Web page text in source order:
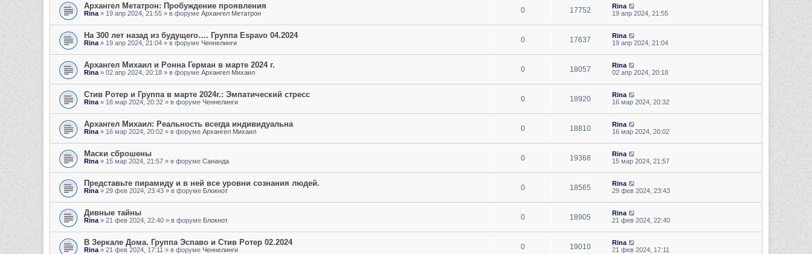
Архангел Метатрон: Пробуждение проявления
Rina » 19 апр 2024, 21:55 » в форуме Архангел Метатрон 0 17752
Rina
19 апр 2024, 21:55
На 300 лет назад из будущего…. Группа Espavo 04.2024
Rina » 19 апр 2024, 21:04 » в форуме Ченнелинги 0 17637
Rina
19 апр 2024, 21:04
Архангел Михаил и Ронна Герман в марте 2024 г.
Rina » 02 апр 2024, 20:18 » в форуме Архангел Михаил 0 18057
Rina
02 апр 2024, 20:18
Стив Ротер и Группа в марте 2024г.: Эмпатический стресс
Rina » 16 мар 2024, 20:32 » в форуме Ченнелинги 0 18920
Rina
16 мар 2024, 20:32
Архангел Михаил: Реальность всегда индивидуальна
Rina » 16 мар 2024, 20:02 » в форуме Архангел Михаил 0 18810
Rina
16 мар 2024, 20:02
Маски сброшены
Rina » 15 мар 2024, 21:57 » в форуме Сананда 0 19368
Rina
15 мар 2024, 21:57
Представьте пирамиду и в ней все уровни сознания людей.
Rina » 29 фев 2024, 23:43 » в форуме Блокнот 0 18565
Rina
29 фев 2024, 23:43
Дивные тайны
Rina » 21 фев 2024, 22:40 » в форуме Блокнот 0 18905
Rina
21 фев 2024, 22:40
В Зеркале Дома. Группа Эспаво и Стив Ротер 02.2024
Rina » 21 фев 2024, 17:11 » в форуме Ченнелинги 0 19010
Rina
21 фев 2024, 17:11